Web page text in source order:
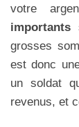
votre
importants
grosses
est donc
un soldat
revenus, et